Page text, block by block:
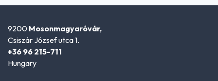
9200 Mosonmagyaróvár,
Csiszár József utca 1.
+36 96 215-711
Hungary